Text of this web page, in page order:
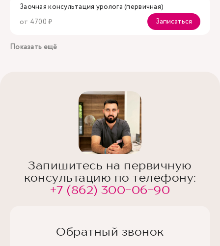
Заочная консультация уролога (первичная)
от 4700 ₽
Записаться
Показать ещё
Запишитесь на первичную
консультацию по телефону:
+7 (862) 300-06-90
Обратный звонок